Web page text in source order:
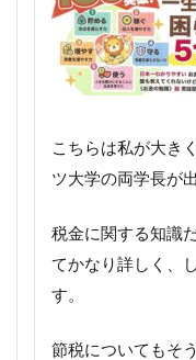
こちらは私が大き
ツ大学の両学長が
税金に関する知識
てかなり詳しく、
す。
節税についてもそ